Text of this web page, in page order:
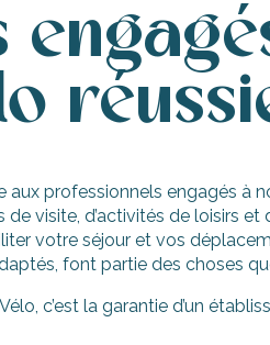
aux professionnels engagés
visite, d’activités de loisirs
votre séjour et vos
font partie des choses
c’est la garantie d’un